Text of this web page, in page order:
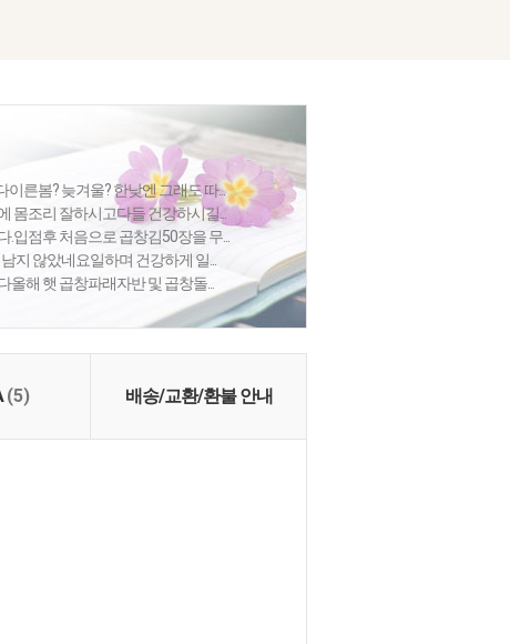
른봄? 늦겨울? 한낮엔 그래도 따...
몸조리 잘하시고다들 건강하시길...
입점후 처음으로 곱창김50장을 무...
지 않았네요일하며 건강하게 일...
해 햇 곱창파래자반 및 곱창돌...
(5) 배송/교환/환불 안내